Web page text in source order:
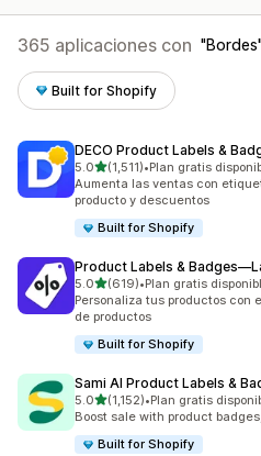
365 aplicaciones con Bordes
Built for Shopify
DECO Product Labels &
5.0de 5 estrellas
(1,511)
1511 reseñas en total
•Plan gratis
Aumenta las ventas con
producto y descuentos
Built for Shopify
Product Labels &
5.0de 5 estrellas
(619)
619 reseñas en total
•Plan gratis
Personaliza tus productos
de productos
Built for Shopify
Sami AI Product Labels &
5.0de 5 estrellas
(1,152)
1152 reseñas en total
•Plan gratis
Boost sale with product
Built for Shopify